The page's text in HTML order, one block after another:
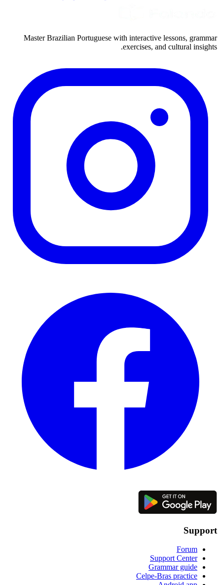
Master Brazilian Portuguese with interactive lessons, grammar
exercises, and cultural insights.
Support
Forum
Support Center
Grammar guide
Celpe-Bras practice